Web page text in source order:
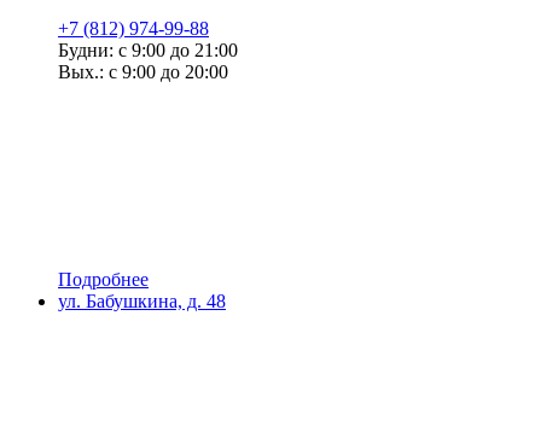
+7 (812) 974-99-88
Будни: с 9:00 до 21:00
Вых.: с 9:00 до 20:00
Подробнее
ул. Бабушкина, д. 48